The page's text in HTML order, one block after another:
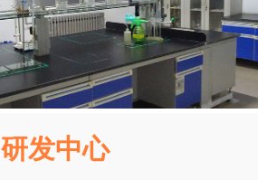
研发中心